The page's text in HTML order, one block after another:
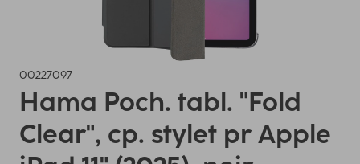
00227097
Hama Poch. tabl. "Fold
Clear", cp. stylet pr Apple